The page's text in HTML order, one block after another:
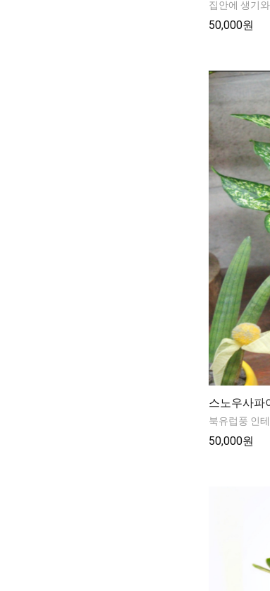
집안에 생기
50,000원
스노우사파
북유럽풍 인
50,000원